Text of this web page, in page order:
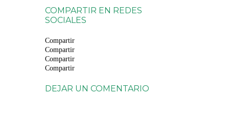
COMPARTIR EN REDES
SOCIALES
Compartir
Compartir
Compartir
Compartir
DEJAR UN COMENTARIO